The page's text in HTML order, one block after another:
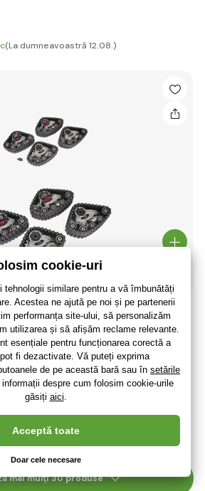
(La dumneavoastră 12.08.)
Traxx
(La dumneavoastră 14.08.)
mai mulți 30 produse